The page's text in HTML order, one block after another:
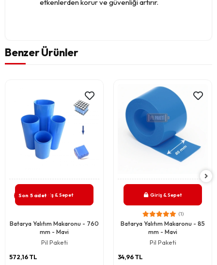
etkenlerden korur ve güvenliği artırır.
Benzer Ürünler
Son 5 adetGiriş & Sepet
Batarya Yalıtım Makaronu - 760
mm - Mavi
Pil Paketi
572,16 TL
Giriş & Sepet
(1)
Batarya Yalıtım Makaronu - 85
mm - Mavi
Pil Paketi
34,96 TL